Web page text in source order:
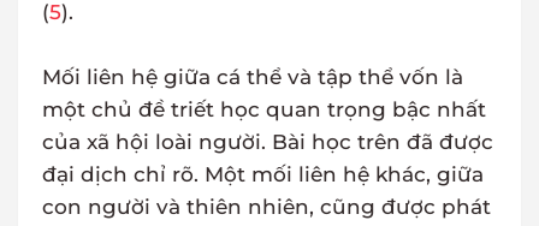
(5).
Mối liên hệ giữa cá thể và tập thể vốn là
một chủ đề triết học quan trọng bậc nhất
của xã hội loài người. Bài học trên đã được
đại dịch chỉ rõ. Một mối liên hệ khác, giữa
con người và thiên nhiên, cũng được phát